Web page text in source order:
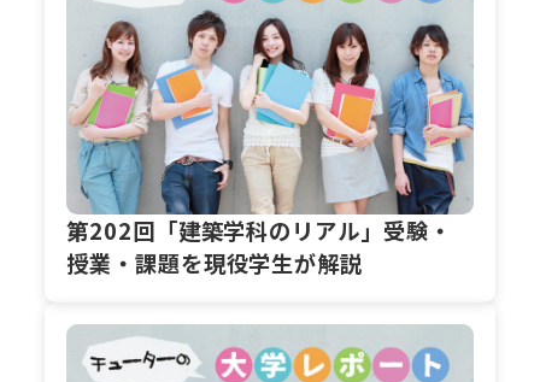
第202回「建築学科のリアル」受験・
授業・課題を現役学生が解説